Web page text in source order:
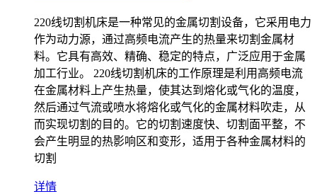
220线切割机床是一种常见的金属切割设备，它采用电力
作为动力源，通过高频电流产生的热量来切割金属材
料。它具有高效、精确、稳定的特点，广泛应用于金属
加工行业。 220线切割机床的工作原理是利用高频电流
在金属材料上产生热量，使其达到熔化或气化的温度，
然后通过气流或喷水将熔化或气化的金属材料吹走，从
而实现切割的目的。它的切割速度快、切割面平整，不
会产生明显的热影响区和变形，适用于各种金属材料的
切割
详情